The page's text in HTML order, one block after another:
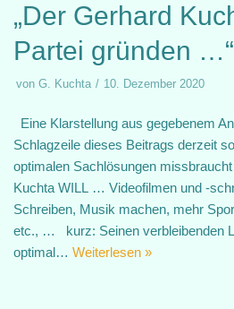
„Der Gerhard
Partei gründen
von G. Kuchta 10. Dezember 2020
Eine Klarstellung aus gegebenem
Schlagzeile dieses Beitrags derzeit
optimalen Sachlösungen
Kuchta WILL … Videofilmen und -
Schreiben, Musik machen, mehr
etc., … kurz: Seinen verbleibenden
optimal… Weiterlesen »